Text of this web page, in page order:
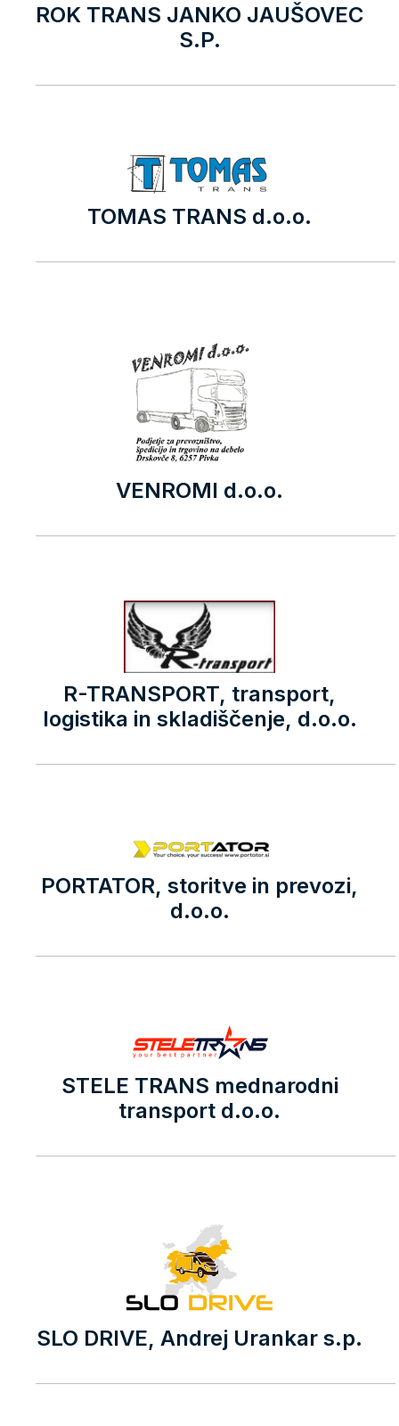
ROK TRANS JANKO JAUŠOVEC
S.P.
TOMAS TRANS d.o.o.
VENROMI d.o.o.
R-TRANSPORT, transport,
logistika in skladiščenje, d.o.o.
PORTATOR, storitve in prevozi,
d.o.o.
STELE TRANS mednarodni
transport d.o.o.
SLO DRIVE, Andrej Urankar s.p.